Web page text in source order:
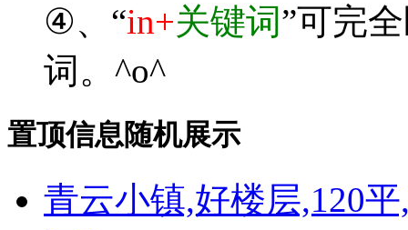
④、“in+关键词”可完
词。^o^
置顶信息随机展示
青云小镇,好楼层,120